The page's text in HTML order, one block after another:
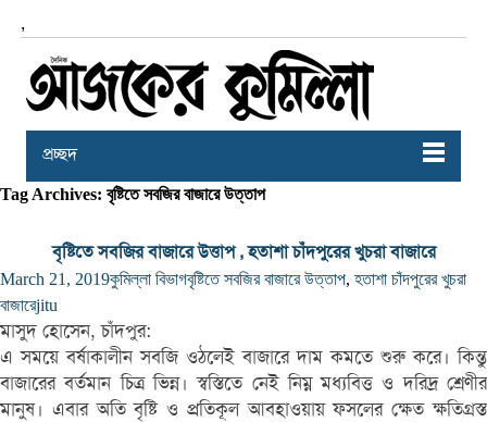
,
প্রচ্ছদ
Tag Archives: বৃষ্টিতে সবজির বাজারে উত্তাপ
বৃষ্টিতে সবজির বাজারে উত্তাপ , হতাশা চাঁদপুরের খুচরা বাজারে
March 21, 2019কুমিল্লা বিভাগবৃষ্টিতে সবজির বাজারে উত্তাপ, হতাশা চাঁদপুরের খুচরা
বাজারেjitu
মাসুদ হোসেন, চাঁদপুর:
এ সময়ে বর্ষাকালীন সবজি ওঠলেই বাজারে দাম কমতে শুরু করে। কিন্তু
বাজারের বর্তমান চিত্র ভিন্ন। স্বস্তিতে নেই নিম্ন মধ্যবিত্ত ও দরিদ্র শ্রেণীর
মানুষ। এবার অতি বৃষ্টি ও প্রতিকূল আবহাওয়ায় ফসলের ক্ষেত ক্ষতিগ্রস্ত